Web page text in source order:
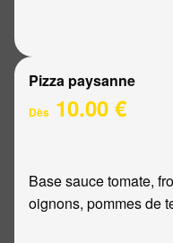
Pizza paysanne
Dès 10.00 €
Base sauce tomate,
oignons, pommes de